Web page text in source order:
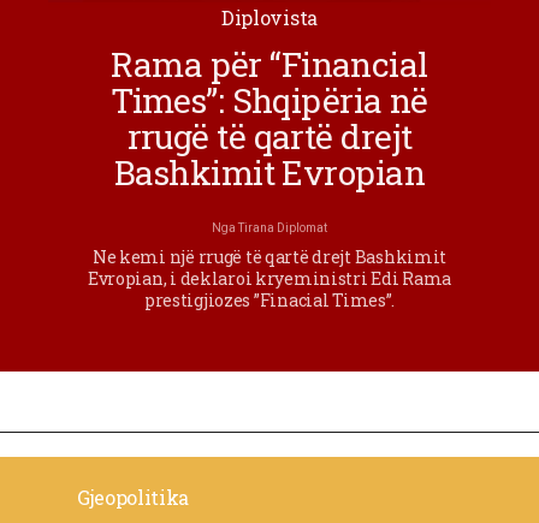
Diplovista
Rama për “Financial
Times”: Shqipëria në
rrugë të qartë drejt
Bashkimit Evropian
Nga Tirana Diplomat
Ne kemi një rrugë të qartë drejt Bashkimit
Evropian, i deklaroi kryeministri Edi Rama
prestigjiozes ”Finacial Times”.
Gjeopolitika